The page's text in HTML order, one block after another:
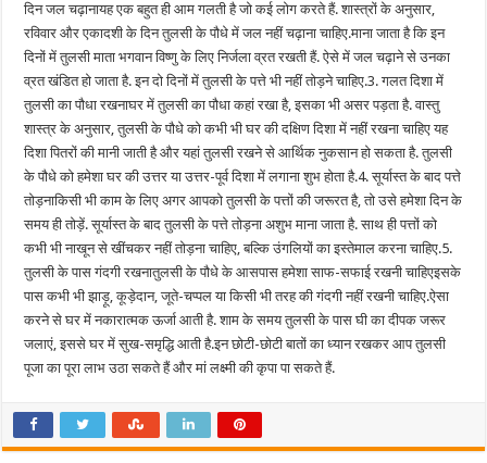
दिन जल चढ़ानायह एक बहुत ही आम गलती है जो कई लोग करते हैं. शास्त्रों के अनुसार,
रविवार और एकादशी के दिन तुलसी के पौधे में जल नहीं चढ़ाना चाहिए.माना जाता है कि इन
दिनों में तुलसी माता भगवान विष्णु के लिए निर्जला व्रत रखती हैं. ऐसे में जल चढ़ाने से उनका
व्रत खंडित हो जाता है. इन दो दिनों में तुलसी के पत्ते भी नहीं तोड़ने चाहिए.3. गलत दिशा में
तुलसी का पौधा रखनाघर में तुलसी का पौधा कहां रखा है, इसका भी असर पड़ता है. वास्तु
शास्त्र के अनुसार, तुलसी के पौधे को कभी भी घर की दक्षिण दिशा में नहीं रखना चाहिए यह
दिशा पितरों की मानी जाती है और यहां तुलसी रखने से आर्थिक नुकसान हो सकता है. तुलसी
के पौधे को हमेशा घर की उत्तर या उत्तर-पूर्व दिशा में लगाना शुभ होता है.4. सूर्यास्त के बाद पत्ते
तोड़नाकिसी भी काम के लिए अगर आपको तुलसी के पत्तों की जरूरत है, तो उसे हमेशा दिन के
समय ही तोड़ें. सूर्यास्त के बाद तुलसी के पत्ते तोड़ना अशुभ माना जाता है. साथ ही पत्तों को
कभी भी नाखून से खींचकर नहीं तोड़ना चाहिए, बल्कि उंगलियों का इस्तेमाल करना चाहिए.5.
तुलसी के पास गंदगी रखनातुलसी के पौधे के आसपास हमेशा साफ-सफाई रखनी चाहिएइसके
पास कभी भी झाड़ू, कूड़ेदान, जूते-चप्पल या किसी भी तरह की गंदगी नहीं रखनी चाहिए.ऐसा
करने से घर में नकारात्मक ऊर्जा आती है. शाम के समय तुलसी के पास घी का दीपक जरूर
जलाएं, इससे घर में सुख-समृद्धि आती है.इन छोटी-छोटी बातों का ध्यान रखकर आप तुलसी
पूजा का पूरा लाभ उठा सकते हैं और मां लक्ष्मी की कृपा पा सकते हैं.